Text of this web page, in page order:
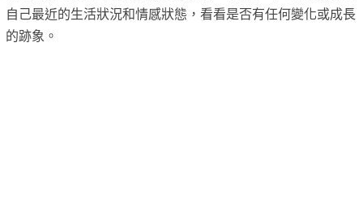
自己最近的生活狀況和情感狀態，看看是否有任何變化或成長
的跡象。